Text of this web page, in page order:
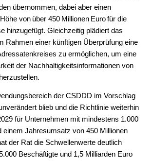
übernommen, dabei aber einen
von über 450 Millionen Euro für die
hinzugefügt. Gleichzeitig plädiert das
Rahmen einer künftigen Überprüfung eine
zu ermöglichen, um eine
der Nachhaltigkeitsinformationen von
der CSDDD im Vorschlag
blieb und die Richtlinie weiterhin
für Unternehmen mit mindestens 1.000
einem Jahresumsatz von 450 Millionen
der Rat die Schwellenwerte deutlich
Beschäftigte und 1,5 Milliarden Euro